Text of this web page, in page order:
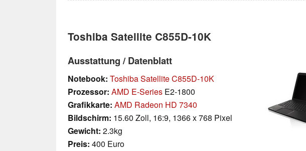
Toshiba Satellite C855D-10K
Ausstattung / Datenblatt
Notebook: Toshiba Satellite C855D-10K
Prozessor: AMD E-Series E2-1800
Grafikkarte: AMD Radeon HD 7340
Bildschirm: 15.60 Zoll, 16:9, 1366 x 768 Pixel
Gewicht: 2.3kg
Preis: 400 Euro